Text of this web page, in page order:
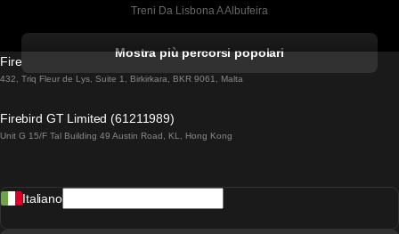
Treni Da Lisbona A Albufeira
Treni Da Lisbona A Lagos
Treni Da Lisbona A Madrid
Mostra più percorsi popolari
Firebird GT Limited (OC 1451)
432, Triq Fleur de Lys, Suite 1, Birkirkara, BKR 9061, Malta
Firebird GT Limited (61211989)
Unit G 15/F Tal Building 49 Austin Road, KL, Hong Kong
Italiano